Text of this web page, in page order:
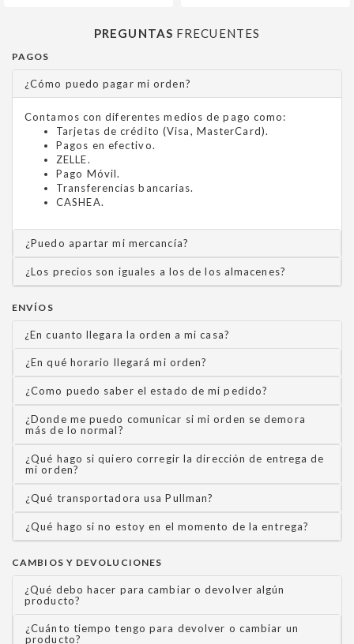
PREGUNTAS FRECUENTES
PAGOS
¿Cómo puedo pagar mi orden?
Contamos con diferentes medios de pago como:
Tarjetas de crédito (Visa, MasterCard).
Pagos en efectivo.
ZELLE.
Pago Móvil.
Transferencias bancarias.
CASHEA.
¿Puedo apartar mi mercancía?
¿Los precios son iguales a los de los almacenes?
ENVÍOS
¿En cuanto llegara la orden a mi casa?
¿En qué horario llegará mi orden?
¿Como puedo saber el estado de mi pedido?
¿Donde me puedo comunicar si mi orden se demora
más de lo normal?
¿Qué hago si quiero corregir la dirección de entrega de
mi orden?
¿Qué transportadora usa Pullman?
¿Qué hago si no estoy en el momento de la entrega?
CAMBIOS Y DEVOLUCIONES
¿Qué debo hacer para cambiar o devolver algún
producto?
¿Cuánto tiempo tengo para devolver o cambiar un
producto?